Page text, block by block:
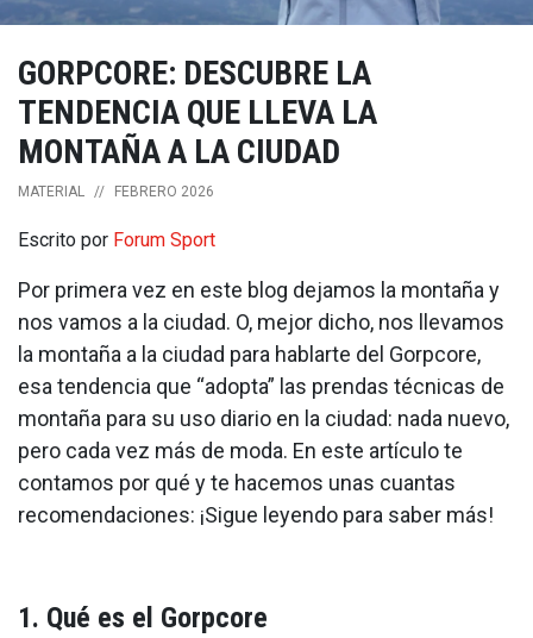
GORPCORE: DESCUBRE LA
TENDENCIA QUE LLEVA LA
MONTAÑA A LA CIUDAD
MATERIAL // FEBRERO 2026
Escrito por Forum Sport
Por primera vez en este blog dejamos la montaña y
nos vamos a la ciudad. O, mejor dicho, nos llevamos
la montaña a la ciudad para hablarte del Gorpcore,
esa tendencia que “adopta” las prendas técnicas de
montaña para su uso diario en la ciudad: nada nuevo,
pero cada vez más de moda. En este artículo te
contamos por qué y te hacemos unas cuantas
recomendaciones: ¡Sigue leyendo para saber más!
1. Qué es el Gorpcore